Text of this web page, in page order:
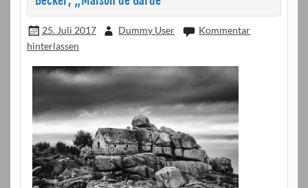
25. Juli 2017 Dummy User
Kommentar
hinterlassen